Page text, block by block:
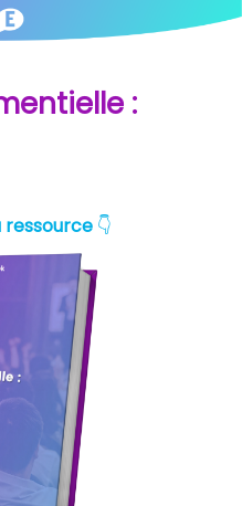
:
👇